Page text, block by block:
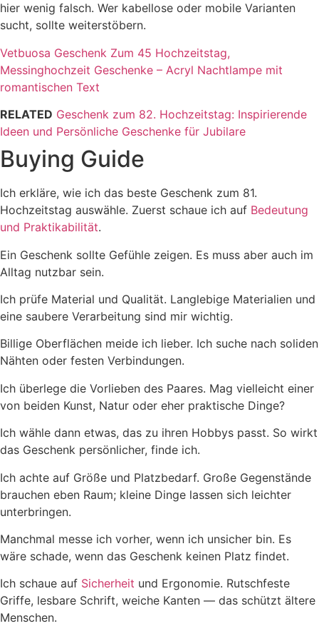
hier wenig falsch. Wer kabellose oder mobile Varianten
sucht, sollte weiterstöbern.
Vetbuosa Geschenk Zum 45 Hochzeitstag,
Messinghochzeit Geschenke – Acryl Nachtlampe mit
romantischen Text
RELATED Geschenk zum 82. Hochzeitstag: Inspirierende
Ideen und Persönliche Geschenke für Jubilare
Buying Guide
Ich erkläre, wie ich das beste Geschenk zum 81.
Hochzeitstag auswähle. Zuerst schaue ich auf Bedeutung
und Praktikabilität.
Ein Geschenk sollte Gefühle zeigen. Es muss aber auch im
Alltag nutzbar sein.
Ich prüfe Material und Qualität. Langlebige Materialien und
eine saubere Verarbeitung sind mir wichtig.
Billige Oberflächen meide ich lieber. Ich suche nach soliden
Nähten oder festen Verbindungen.
Ich überlege die Vorlieben des Paares. Mag vielleicht einer
von beiden Kunst, Natur oder eher praktische Dinge?
Ich wähle dann etwas, das zu ihren Hobbys passt. So wirkt
das Geschenk persönlicher, finde ich.
Ich achte auf Größe und Platzbedarf. Große Gegenstände
brauchen eben Raum; kleine Dinge lassen sich leichter
unterbringen.
Manchmal messe ich vorher, wenn ich unsicher bin. Es
wäre schade, wenn das Geschenk keinen Platz findet.
Ich schaue auf Sicherheit und Ergonomie. Rutschfeste
Griffe, lesbare Schrift, weiche Kanten — das schützt ältere
Menschen.